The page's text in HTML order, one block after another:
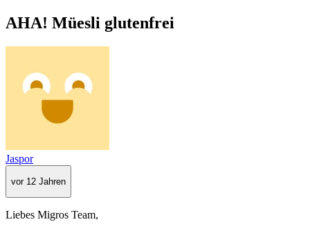
AHA! Müesli glutenfrei
Jaspor
vor 12 Jahren
Liebes Migros Team,